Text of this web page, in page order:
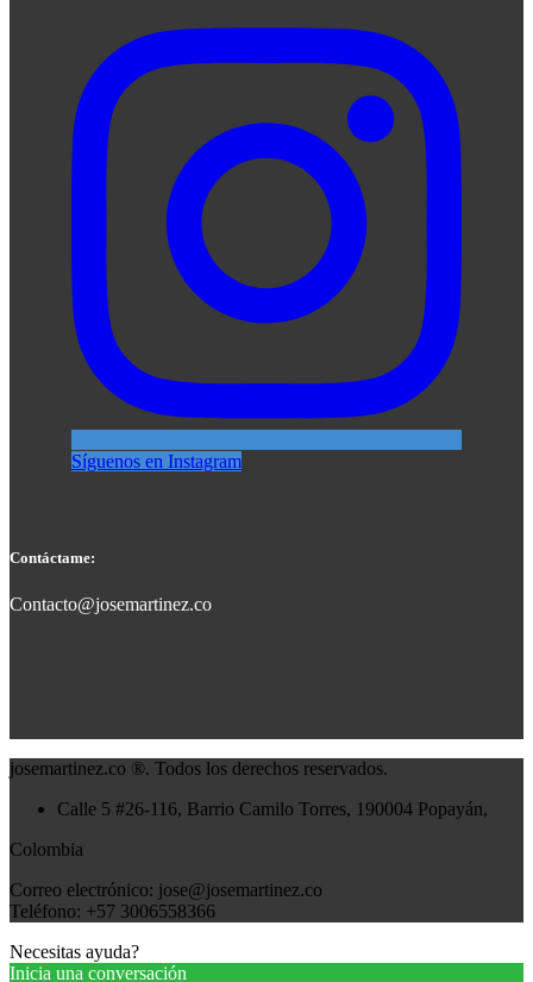
Síguenos en Instagram
Contáctame:
Contacto@josemartinez.co
josemartinez.co ®. Todos los derechos reservados.
Calle 5 #26-116, Barrio Camilo Torres, 190004 Popayán,
Colombia
Correo electrónico: jose@josemartinez.co
Teléfono: +57 3006558366
Necesitas ayuda?
Inicia una conversación